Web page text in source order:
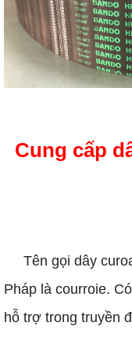
Cung cấp
Tên gọi dây
Pháp là courroie.
hỗ trợ trong truyền